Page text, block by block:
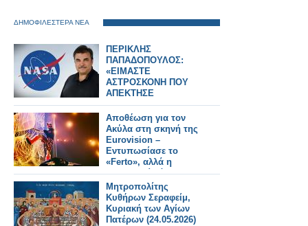
ΔΗΜΟΦΙΛΕΣΤΕΡΑ ΝΕΑ
ΠΕΡΙΚΛΗΣ
ΠΑΠΑΔΟΠΟΥΛΟΣ:
«ΕΙΜΑΣΤΕ
ΑΣΤΡΟΣΚΟΝΗ ΠΟΥ
ΑΠΕΚΤΗΣΕ
ΣΥΝΕΙΔΗΣΗ» – Ο
ΗΓΕΤΗΣ ΤΗΣ NASA
ΠΙΣΩ ΑΠΟ ΤΟ Artemis
II
Αποθέωση για τον
Ακύλα στη σκηνή της
Eurovision –
Εντυπωσίασε το
«Ferto», αλλά η
σκηνοθεσία άφησε
ερωτήματα - Δείτε την
εμφάνιση σε Video
Μητροπολίτης
Κυθήρων Σεραφείμ,
Κυριακή των Αγίων
Πατέρων (24.05.2026)